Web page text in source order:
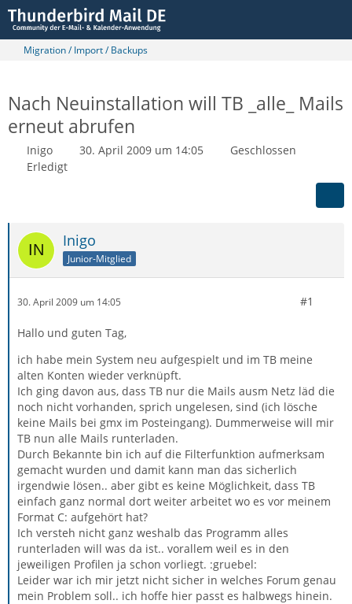
Migration / Import / Backups
Nach Neuinstallation will TB _alle_ Mails
erneut abrufen
Inigo 30. April 2009 um 14:05
Geschlossen
Erledigt
Inigo
Junior-Mitglied
30. April 2009 um 14:05 #1
Hallo und guten Tag,
ich habe mein System neu aufgespielt und im TB meine
alten Konten wieder verknüpft.
Ich ging davon aus, dass TB nur die Mails ausm Netz läd die
noch nicht vorhanden, sprich ungelesen, sind (ich lösche
keine Mails bei gmx im Posteingang). Dummerweise will mir
TB nun alle Mails runterladen.
Durch Bekannte bin ich auf die Filterfunktion aufmerksam
gemacht wurden und damit kann man das sicherlich
irgendwie lösen.. aber gibt es keine Möglichkeit, dass TB
einfach ganz normal dort weiter arbeitet wo es vor meinem
Format C: aufgehört hat?
Ich versteh nicht ganz weshalb das Programm alles
runterladen will was da ist.. vorallem weil es in den
jeweiligen Profilen ja schon vorliegt. :gruebel:
Leider war ich mir jetzt nicht sicher in welches Forum genau
mein Problem soll.. ich hoffe hier passt es halbwegs hinein.